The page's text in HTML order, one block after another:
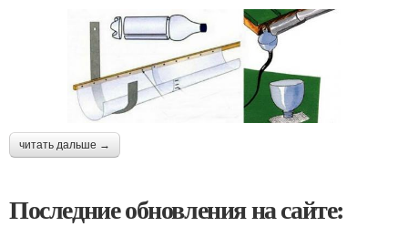
читать дальше →
Последние обновления на сайте: